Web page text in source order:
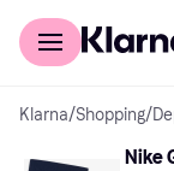
Comprar con Klarna
Klarna/Shopping/
Nike